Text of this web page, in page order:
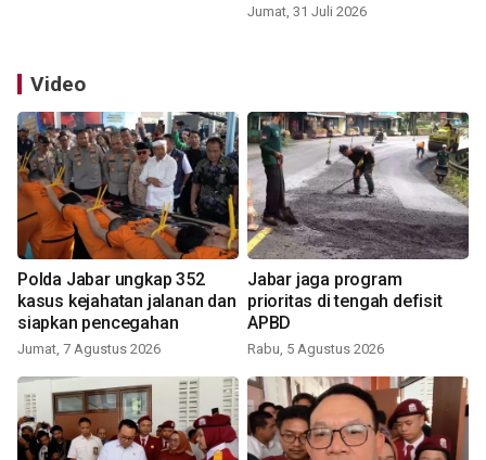
Jumat, 31 Juli 2026
Video
Polda Jabar ungkap 352
kasus kejahatan jalanan dan
siapkan pencegahan
Jumat, 7 Agustus 2026
Jabar jaga program
prioritas di tengah defisit
APBD
Rabu, 5 Agustus 2026